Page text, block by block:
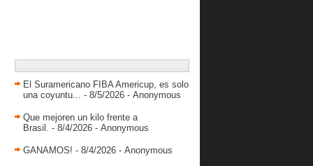
Grecia y Rusia ganan cómodos y
Angola saca su hist...
Equipos del Repechaje: Nigeria
Estos son los 12 vinotintos del
El Suramericano FIBA Americup, es solo
una coyuntu... - 8/5/2026 - Anonymous
Que mejoren un kilo frente a
Brasil. - 8/4/2026 - Anonymous
GANAMOS! - 8/4/2026 - Anonymous